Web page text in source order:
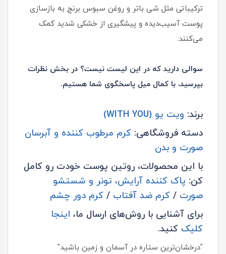
ترکیباتی مثل شی باتر و روغن سبوس برنج به بازسازی
پوست آسیب‌دیده و پیشگیری از خشکی شدید کمک
می‌کنند.
سوالی دارید که در این لیست نیست؟ در بخش نظرات
بپرسید، با کمال میل پاسخگوی شما هستیم.
برند: ویت یو (WITH YOU)
دسته فروشگاهی: کرم مرطوب کننده و آبرسان
صورت و بدن
با این محصولات، روتین پوست خودت رو کامل
کن: پاک کننده آرایش، تونر و شستشو
صورت / کرم ضد آفتاب / کرم دور چشم
برای آشنایی با روش‌های ارسال ما، اینجا
کلیک کنید.
"درخشان‌ترین ستاره در آسمان و زمین باشید"